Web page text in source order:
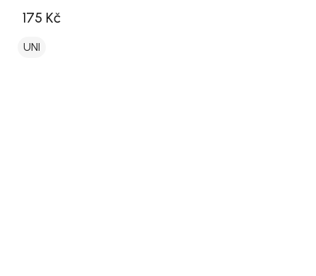
175 Kč
UNI